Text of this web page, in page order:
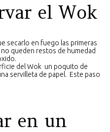
el Wok
secarlo en fuego las primeras
queden restos de humedad
del Wok un poquito de
servilleta de papel. Este paso
en un